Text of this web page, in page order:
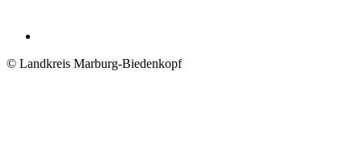
© Landkreis Marburg-Biedenkopf